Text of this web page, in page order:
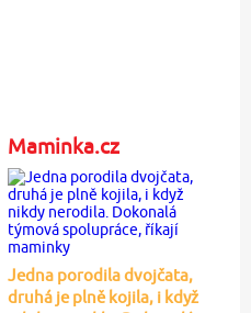
Maminka.cz
Jedna porodila dvojčata,
druhá je plně kojila, i když